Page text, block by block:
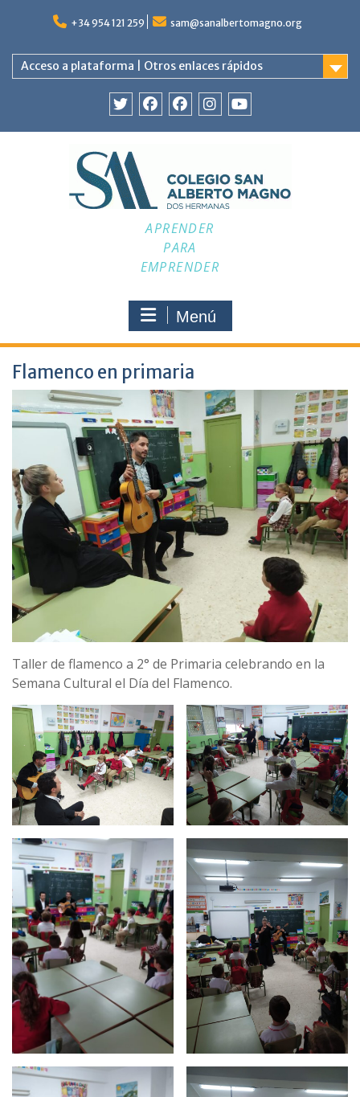
+34 954 121 259 sam@sanalbertomagno.org
Acceso a plataforma | Otros enlaces rápidos
APRENDER
PARA
EMPRENDER
Menú
Flamenco en primaria
Taller de flamenco a 2° de Primaria celebrando en la
Semana Cultural el Día del Flamenco.